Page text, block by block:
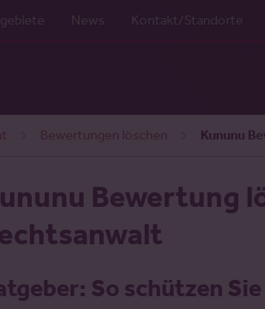
News Kontakt/Standorte
Bewertungen löschen Kununu
Bewertung
So schützen